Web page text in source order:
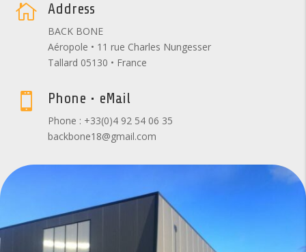
 Address
BACK BONE
Aéropole • 11 rue Charles Nungesser
Tallard 05130 • France
 Phone • eMail
Phone : +33(0)4 92 54 06 35
backbone18@gmail.com